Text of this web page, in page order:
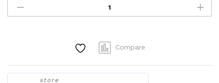
Dreamcatcher
-
Compare
store